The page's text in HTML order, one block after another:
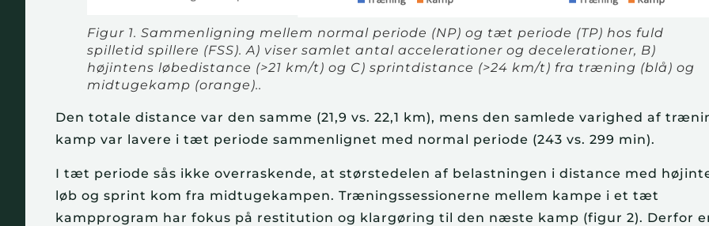
Figur 1. Sammenligning mellem normal periode (NP) og tæt periode (TP) hos fuld
spilletid spillere (FSS). A) viser samlet antal accelerationer og decelerationer, B)
højintens løbedistance (>21 km/t) og C) sprintdistance (>24 km/t) fra træning (blå) og
midtugekamp (orange)..
Den totale distance var den samme (21,9 vs. 22,1 km), mens den samlede varighed af
kamp var lavere i tæt periode sammenlignet med normal periode (243 vs. 299 min).
I tæt periode sås ikke overraskende, at størstedelen af belastningen i distance med
løb og sprint kom fra midtugekampen. Træningssessionerne mellem kampe i et tæt
kampprogram har fokus på restitution og klargøring til den næste kamp (figur 2). Derfor